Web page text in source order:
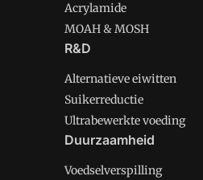
Acrylamide
MOAH & MOSH
R&D
Alternatieve eiwitten
Suikerreductie
Ultrabewerkte voeding
Duurzaamheid
Voedselverspilling